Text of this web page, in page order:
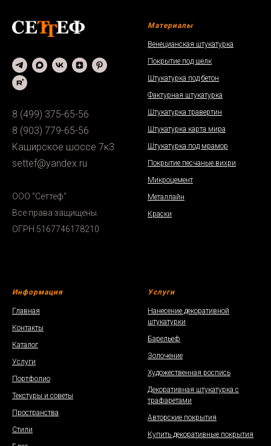
8 (499) 375-65-56
8 (903) 779-65-56
Каширское шоссе 7к3
settef@yandex.ru
ООО "Сеттеф"
Все права защищены.
ОГРН 5167746178210
Материалы
Венецианская штукатурка
Покрытие под шелк
Штукатурка под бетон
Фактурная штукатурка
Штукатурка травертин
Штукатурка карта мира
Штукатурка под мрамор
Покрытие песчаные вихри
Микроцемент
Металлайн
Краски
Информация
Главная
Контакты
Каталог
Услуги
Портфолио
Текстуры и советы
Пространства
Стили
Услуги
Нанесение декоративной
штукатурки
Барельеф
Золочение
Художественная роспись
Декоративная штукатурка с
трафаретами
Авторские покрытия
Купить декоративные покрытия